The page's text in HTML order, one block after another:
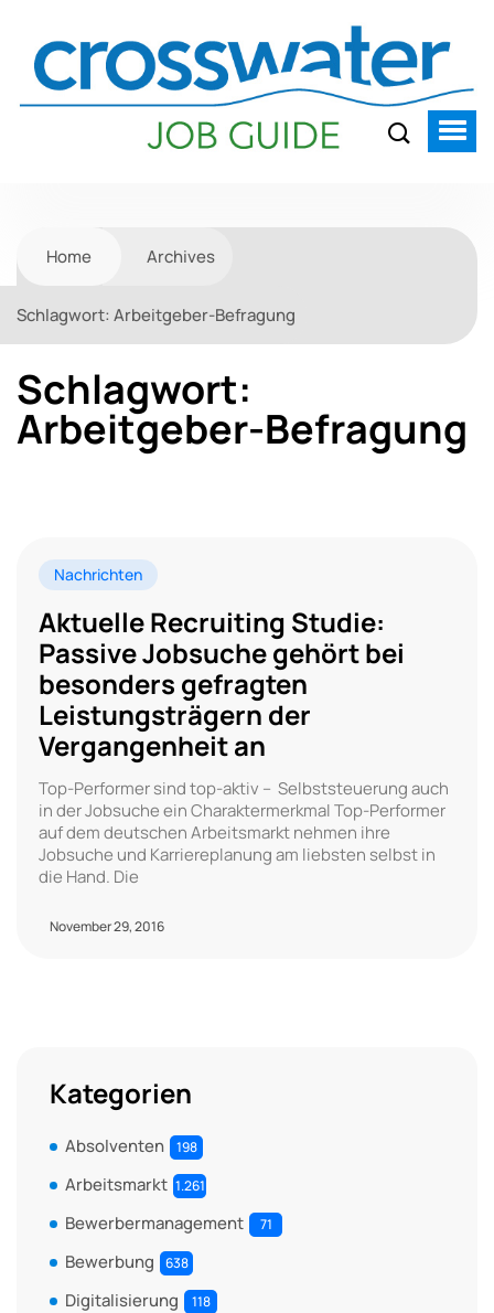
Home Archives
Schlagwort: Arbeitgeber-Befragung
Schlagwort:
Arbeitgeber-Befragung
Nachrichten
Aktuelle Recruiting Studie:
Passive Jobsuche gehört bei
besonders gefragten
Leistungsträgern der
Vergangenheit an
Top-Performer sind top-aktiv – Selbststeuerung auch
in der Jobsuche ein Charaktermerkmal Top-Performer
auf dem deutschen Arbeitsmarkt nehmen ihre
Jobsuche und Karriereplanung am liebsten selbst in
die Hand. Die
November 29, 2016
Kategorien
Absolventen 198
Arbeitsmarkt 1.261
Bewerbermanagement 71
Bewerbung 638
Digitalisierung 118